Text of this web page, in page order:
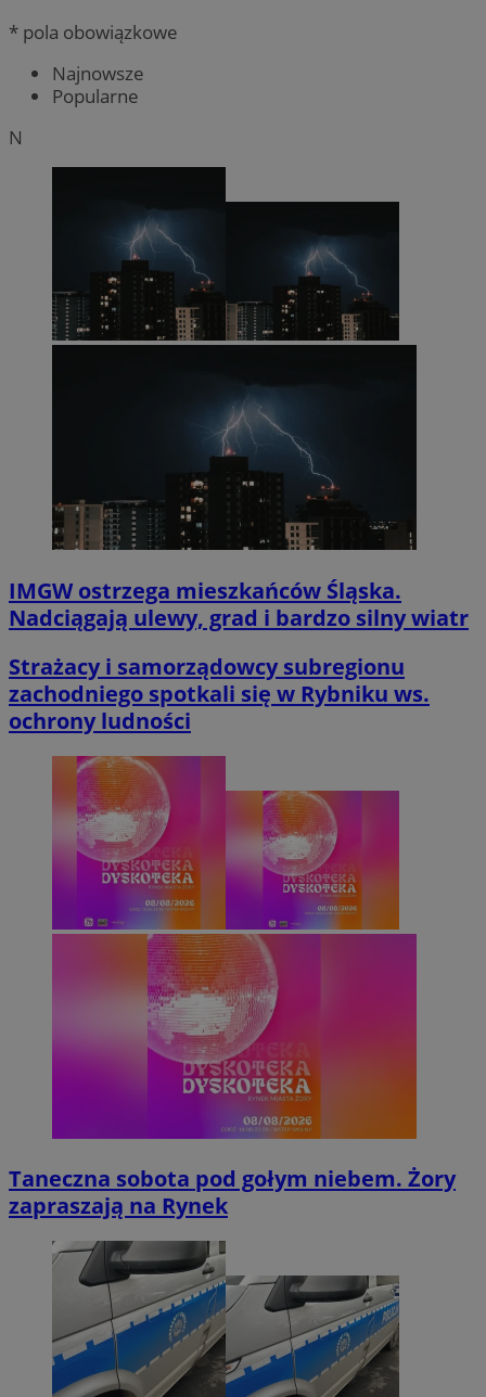
* pola obowiązkowe
Najnowsze
Popularne
N
IMGW ostrzega mieszkańców Śląska.
Nadciągają ulewy, grad i bardzo silny wiatr
Strażacy i samorządowcy subregionu
zachodniego spotkali się w Rybniku ws.
ochrony ludności
Taneczna sobota pod gołym niebem. Żory
zapraszają na Rynek